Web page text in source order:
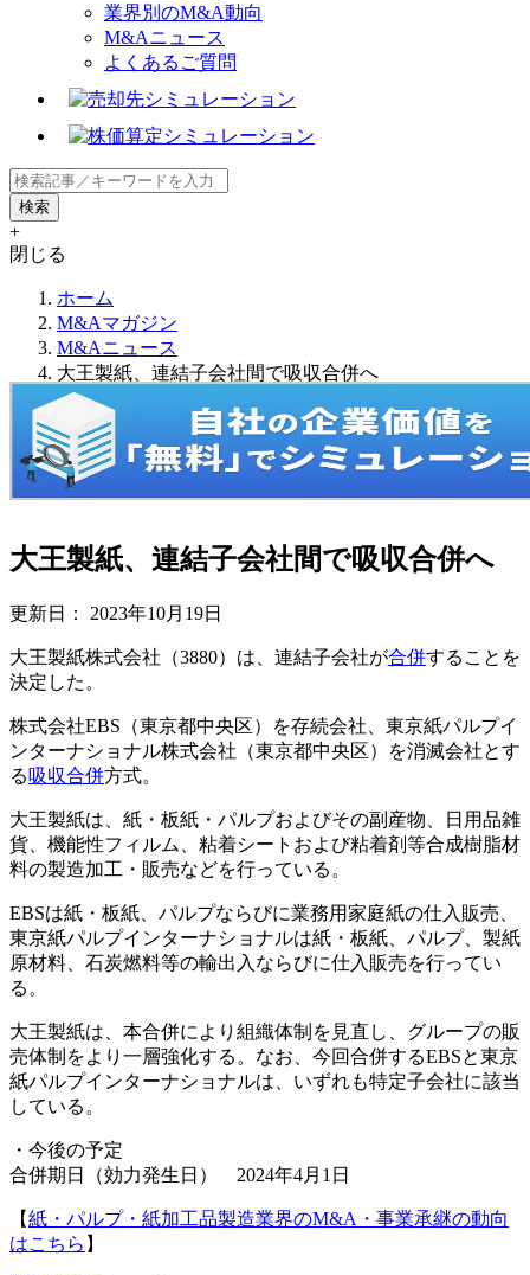
業界別のM&A動向
M&Aニュース
よくあるご質問
+
閉じる
ホーム
M&Aマガジン
M&Aニュース
大王製紙、連結子会社間で吸収合併へ
大王製紙、連結子会社間で吸収合併へ
更新日： 2023年10月19日
大王製紙株式会社（3880）は、連結子会社が合併することを
決定した。
株式会社EBS（東京都中央区）を存続会社、東京紙パルプイ
ンターナショナル株式会社（東京都中央区）を消滅会社とす
る吸収合併方式。
大王製紙は、紙・板紙・パルプおよびその副産物、日用品雑
貨、機能性フィルム、粘着シートおよび粘着剤等合成樹脂材
料の製造加工・販売などを行っている。
EBSは紙・板紙、パルプならびに業務用家庭紙の仕入販売、
東京紙パルプインターナショナルは紙・板紙、パルプ、製紙
原材料、石炭燃料等の輸出入ならびに仕入販売を行ってい
る。
大王製紙は、本合併により組織体制を見直し、グループの販
売体制をより一層強化する。なお、今回合併するEBSと東京
紙パルプインターナショナルは、いずれも特定子会社に該当
している。
・今後の予定
合併期日（効力発生日） 2024年4月1日
【紙・パルプ・紙加工品製造業界のM&A・事業承継の動向
はこちら 】